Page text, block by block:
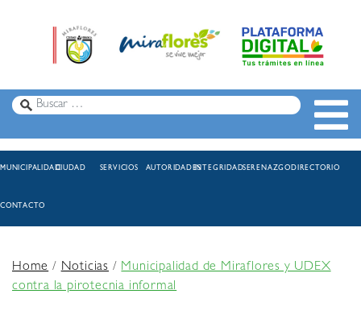
MUNICIPALIDADCIUDAD SERVICIOS AUTORIDADESINTEGRIDADSERENAZGODIRECTORIO
CONTACTO
Home/Noticias /Municipalidad de Miraflores y UDEX
contra la pirotecnia informal